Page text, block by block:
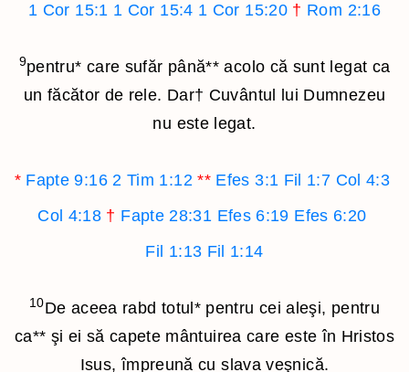
1 Cor 15:1 1 Cor 15:4 1 Cor 15:20 † Rom 2:16
9pentru* care sufăr până** acolo că sunt legat ca
un făcător de rele. Dar† Cuvântul lui Dumnezeu
nu este legat.
* Fapte 9:16 2 Tim 1:12 ** Efes 3:1 Fil 1:7 Col 4:3
Col 4:18 † Fapte 28:31 Efes 6:19 Efes 6:20
Fil 1:13 Fil 1:14
10De aceea rabd totul *pentru cei aleşi, pentru
ca** şi ei să capete mântuirea care este în Hristos
Isus, împreună cu slava veşnică.